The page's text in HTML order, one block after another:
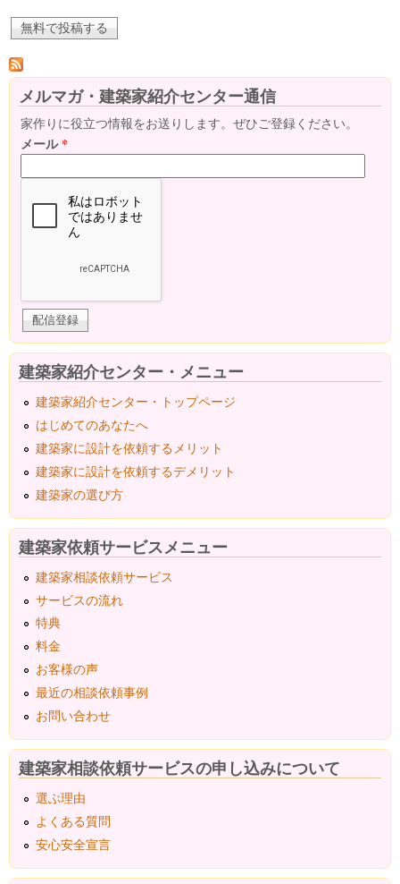
メルマガ・建築家紹介センター通信
家作りに役立つ情報をお送りします。ぜひご登録ください。
メール*
建築家紹介センター・メニュー
建築家紹介センター・トップページ
はじめてのあなたへ
建築家に設計を依頼するメリット
建築家に設計を依頼するデメリット
建築家の選び方
建築家依頼サービスメニュー
建築家相談依頼サービス
サービスの流れ
特典
料金
お客様の声
最近の相談依頼事例
お問い合わせ
建築家相談依頼サービスの申し込みについて
選ぶ理由
よくある質問
安心安全宣言